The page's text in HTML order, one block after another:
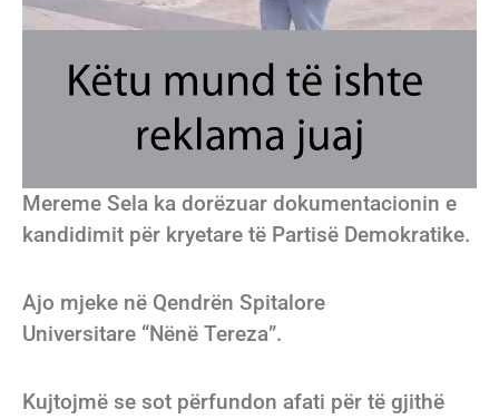
Mereme Sela ka dorëzuar dokumentacionin e
kandidimit për kryetare të Partisë Demokratike.
Ajo mjeke në Qendrën Spitalore
Universitare “Nënë Tereza”.
Kujtojmë se sot përfundon afati për të gjithë